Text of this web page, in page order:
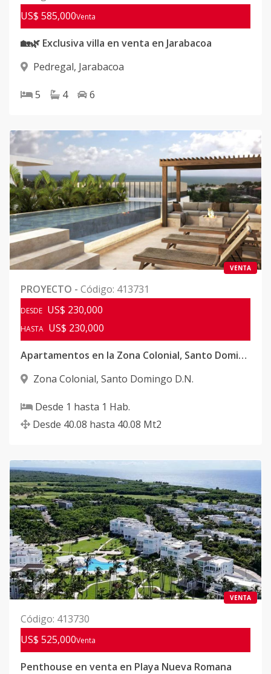
US$ 585,000Venta
🏡🌿 Exclusiva villa en venta en Jarabacoa
Pedregal, Jarabacoa
5 4 6
VENTA
PROYECTO - Código: 413731
DESDE US$ 230,000
HASTA US$ 230,000
Apartamentos en la Zona Colonial, Santo Domingo DN
Zona Colonial, Santo Domingo D.N.
Desde 1 hasta 1 Hab.
Desde 40.08 hasta 40.08 Mt2
VENTA
Código: 413730
US$ 525,000Venta
Penthouse en venta en Playa Nueva Romana